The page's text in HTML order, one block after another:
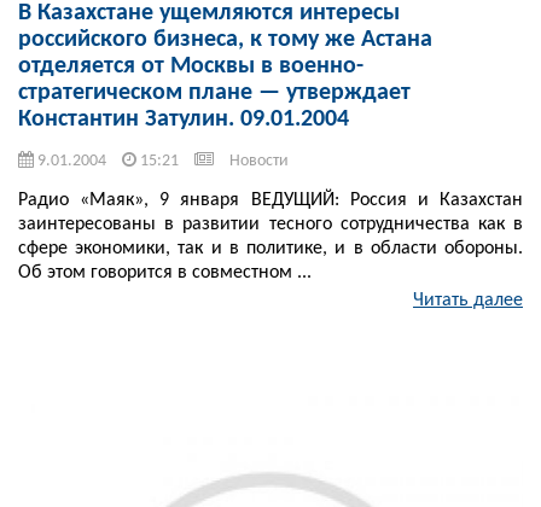
В Казахстане ущемляются интересы
российского бизнеса, к тому же Астана
отделяется от Москвы в военно-
стратегическом плане — утверждает
Константин Затулин. 09.01.2004
9.01.2004 15:21 Новости
Радио «Маяк», 9 января ВЕДУЩИЙ: Россия и Казахстан
заинтересованы в развитии тесного сотрудничества как в
сфере экономики, так и в политике, и в области обороны.
Об этом говорится в совместном ...
Читать далее